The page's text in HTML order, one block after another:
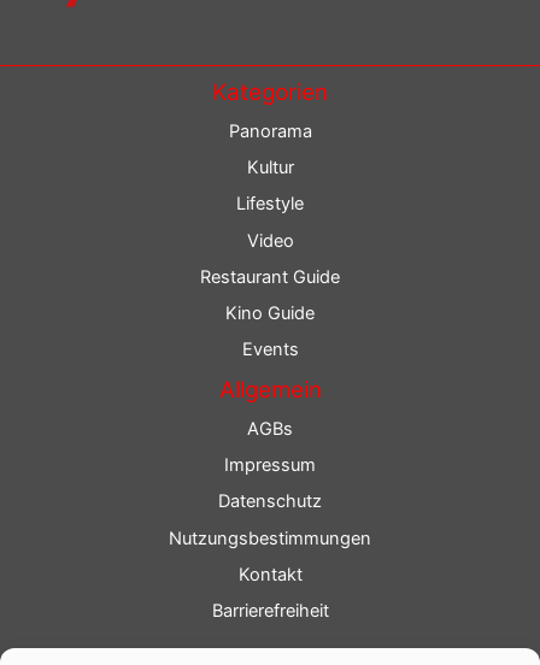
Kategorien
Panorama
Kultur
Lifestyle
Video
Restaurant Guide
Kino Guide
Events
Allgemein
AGBs
Impressum
Datenschutz
Nutzungsbestimmungen
Kontakt
Barrierefreiheit